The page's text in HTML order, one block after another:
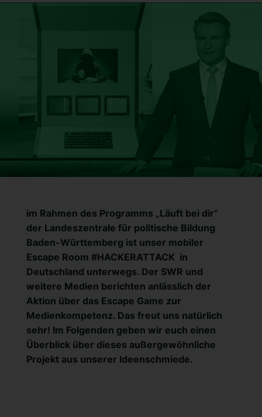
im Rahmen des Programms „Läuft bei dir“
der Landeszentrale für politische Bildung
Baden-Württemberg ist unser mobiler
Escape Room #HACKERATTACK in
Deutschland unterwegs. Der SWR und
weitere Medien berichten anlässlich der
Aktion über das Escape Game zur
Medienkompetenz. Das freut uns natürlich
sehr! Im Folgenden geben wir euch einen
Überblick über dieses außergewöhnliche
Projekt aus unserer Ideenschmiede.